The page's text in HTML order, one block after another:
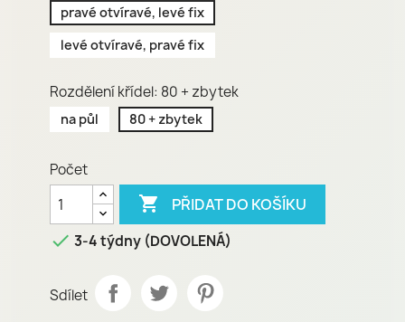
pravé otvíravé, levé fix
levé otvíravé, pravé fix
Rozdělení křídel: 80 + zbytek
na půl 80 + zbytek
Počet
 PŘIDAT DO KOŠÍKU
 3-4 týdny (DOVOLENÁ)
Sdílet